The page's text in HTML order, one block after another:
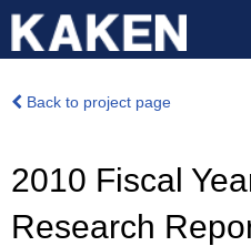
Back to project page
2010 Fiscal
Research